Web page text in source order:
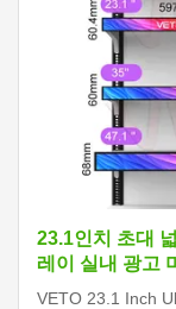
23.1인치 초대
레이 실내 광고
엣지 화면
VETO 23.1 Inch